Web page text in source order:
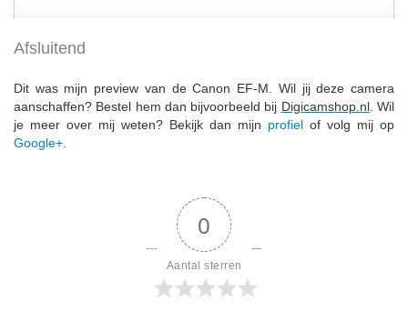
Afsluitend
Dit was mijn preview van de Canon EF-M. Wil jij deze camera
aanschaffen? Bestel hem dan bijvoorbeeld bij Digicamshop.nl. Wil
je meer over mij weten? Bekijk dan mijn profiel of volg mij op
Google+
0
Aantal sterren